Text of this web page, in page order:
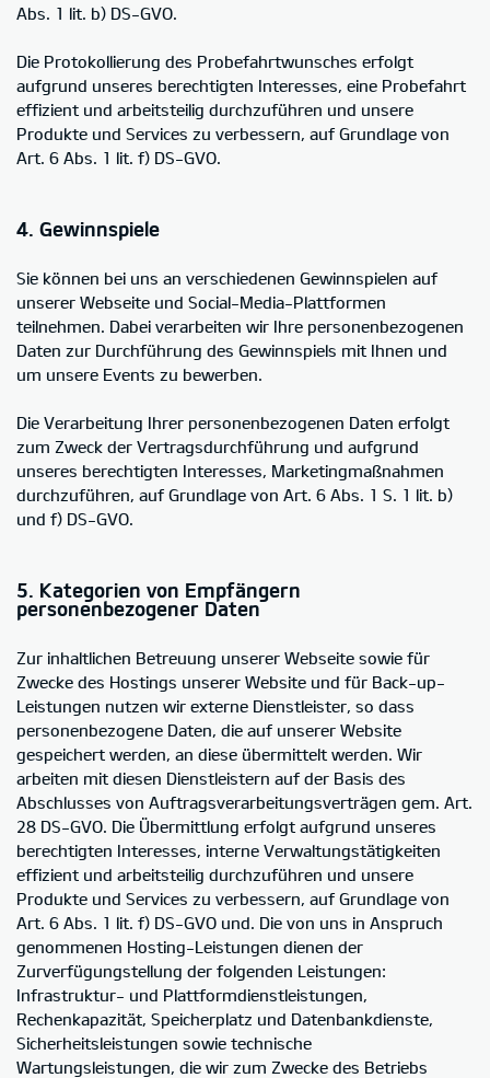
Abs. 1 lit. b) DS-GVO.
Die Protokollierung des Probefahrtwunsches erfolgt
aufgrund unseres berechtigten Interesses, eine Probefahrt
effizient und arbeitsteilig durchzuführen und unsere
Produkte und Services zu verbessern, auf Grundlage von
Art. 6 Abs. 1 lit. f) DS-GVO.
4. Gewinnspiele
Sie können bei uns an verschiedenen Gewinnspielen auf
unserer Webseite und Social-Media-Plattformen
teilnehmen. Dabei verarbeiten wir Ihre personenbezogenen
Daten zur Durchführung des Gewinnspiels mit Ihnen und
um unsere Events zu bewerben.
Die Verarbeitung Ihrer personenbezogenen Daten erfolgt
zum Zweck der Vertragsdurchführung und aufgrund
unseres berechtigten Interesses, Marketingmaßnahmen
durchzuführen, auf Grundlage von Art. 6 Abs. 1 S. 1 lit. b)
und f) DS-GVO.
5. Kategorien von Empfängern
personenbezogener Daten
Zur inhaltlichen Betreuung unserer Webseite sowie für
Zwecke des Hostings unserer Website und für Back-up-
Leistungen nutzen wir externe Dienstleister, so dass
personenbezogene Daten, die auf unserer Website
gespeichert werden, an diese übermittelt werden. Wir
arbeiten mit diesen Dienstleistern auf der Basis des
Abschlusses von Auftragsverarbeitungsverträgen gem. Art.
28 DS-GVO. Die Übermittlung erfolgt aufgrund unseres
berechtigten Interesses, interne Verwaltungstätigkeiten
effizient und arbeitsteilig durchzuführen und unsere
Produkte und Services zu verbessern, auf Grundlage von
Art. 6 Abs. 1 lit. f) DS-GVO und. Die von uns in Anspruch
genommenen Hosting-Leistungen dienen der
Zurverfügungstellung der folgenden Leistungen:
Infrastruktur- und Plattformdienstleistungen,
Rechenkapazität, Speicherplatz und Datenbankdienste,
Sicherheitsleistungen sowie technische
Wartungsleistungen, die wir zum Zwecke des Betriebs